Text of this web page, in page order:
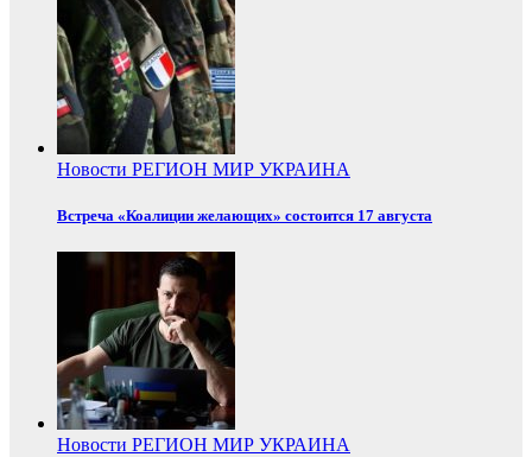
Новости РЕГИОН МИР УКРАИНА
Встреча «Коалиции желающих» состоится 17 августа
Новости РЕГИОН МИР УКРАИНА